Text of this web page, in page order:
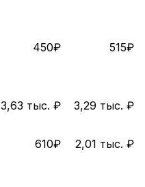
450₽ 515₽
3,63 тыс. ₽ 3,29 тыс. ₽
610₽ 2,01 тыс. ₽